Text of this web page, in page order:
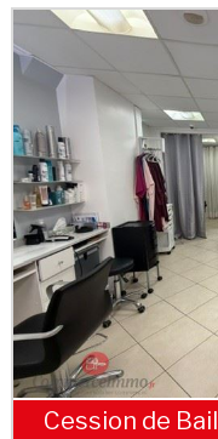
Cession de Bail